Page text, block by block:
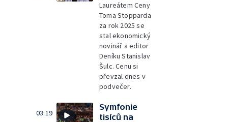
Laureátem Ceny
Toma Stopparda
za rok 2025 se
stal ekonomický
novinář a editor
Deníku Stanislav
Šulc. Cenu si
převzal dnes v
podvečer.
03:19
Symfonie
tisíců na